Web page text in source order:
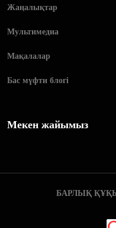
Жаңалықтар
Мультимедиа
Мақалалар
Бас мүфти блогі
Мекен жайымыз
БАРЛЫҚ